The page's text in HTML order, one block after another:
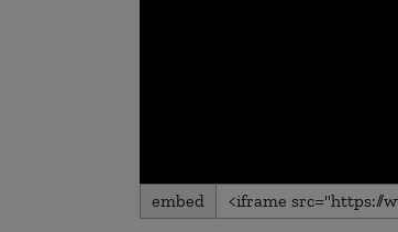
0
seconds
embed